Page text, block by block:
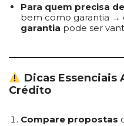
Para quem precisa
bem como garantia →
garantia pode ser
Dicas Essenciais
Crédito
Compare propostas